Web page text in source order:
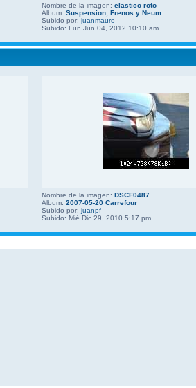
Nombre de la imagen: elastico roto
Album: Suspension, Frenos y Neum...
Subido por: juanmauro
Subido: Lun Jun 04, 2012 10:10 am
Nombre de la imagen: DSCF0487
Album: 2007-05-20 Carrefour
Subido por: juanpf
Subido: Mié Dic 29, 2010 5:17 pm